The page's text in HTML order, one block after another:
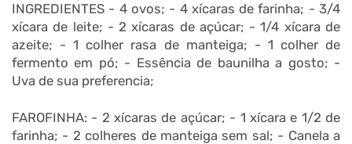
INGREDIENTES - 4 ovos; - 4 xícaras de farinha; - 3/4
xícara de leite; - 2 xícaras de açúcar; - 1/4 xícara de
azeite; - 1 colher rasa de manteiga; - 1 colher de
fermento em pó; - Essência de baunilha a gosto; -
Uva de sua preferencia;
FAROFINHA: - 2 xícaras de açúcar; - 1 xícara e 1/2 de
farinha; - 2 colheres de manteiga sem sal; - Canela a